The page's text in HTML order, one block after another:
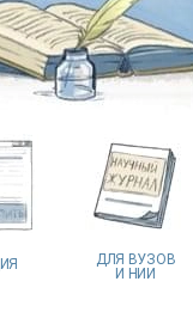
ДЛЯ ВУЗОВ
И НИИ